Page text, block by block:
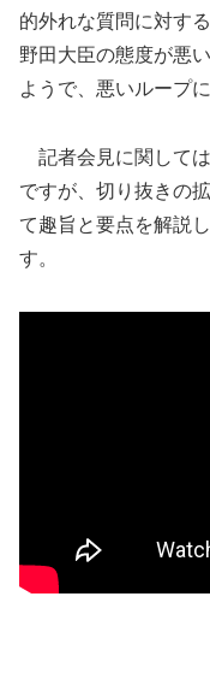
的外れな質問に対す
野田大臣の態度が悪
ようで、悪いループ
記者会見に関して
ですが、切り抜きの
て趣旨と要点を解説
す。